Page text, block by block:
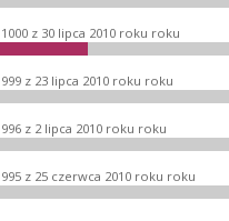
z 30 lipca 2010 roku roku
z 23 lipca 2010 roku roku
z 2 lipca 2010 roku roku
z 25 czerwca 2010 roku roku